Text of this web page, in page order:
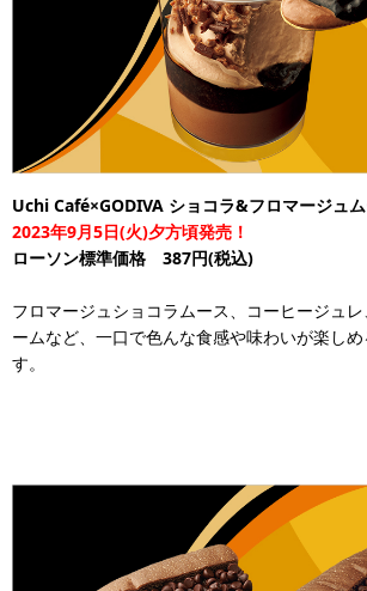
Uchi Café×GODIVA ショコラ&フロマージュ
2023年9月5日(火)夕方頃発売！
ローソン標準価格 387円(税込)
フロマージュショコラムース、コーヒージュ
ームなど、一口で色んな食感や味わいが楽し
す。